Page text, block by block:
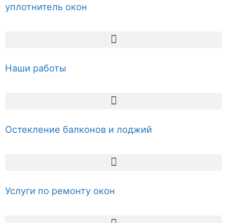
уплотнитель окон
Наши работы
Остекление балконов и лоджий
Услуги по ремонту окон